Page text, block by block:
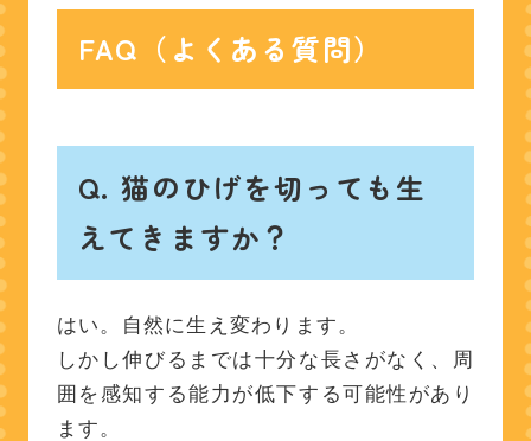
FAQ（よくある質問）
Q. 猫のひげを切っても生
えてきますか？
はい。自然に生え変わります。
しかし伸びるまでは十分な長さがなく、周
囲を感知する能力が低下する可能性があり
ます。